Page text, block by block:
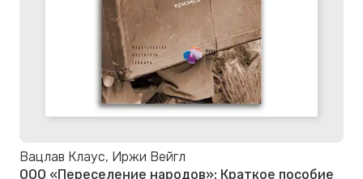
Вацлав Клаус, Иржи Вейгл
ООО «Переселение народов»: Краткое пособие